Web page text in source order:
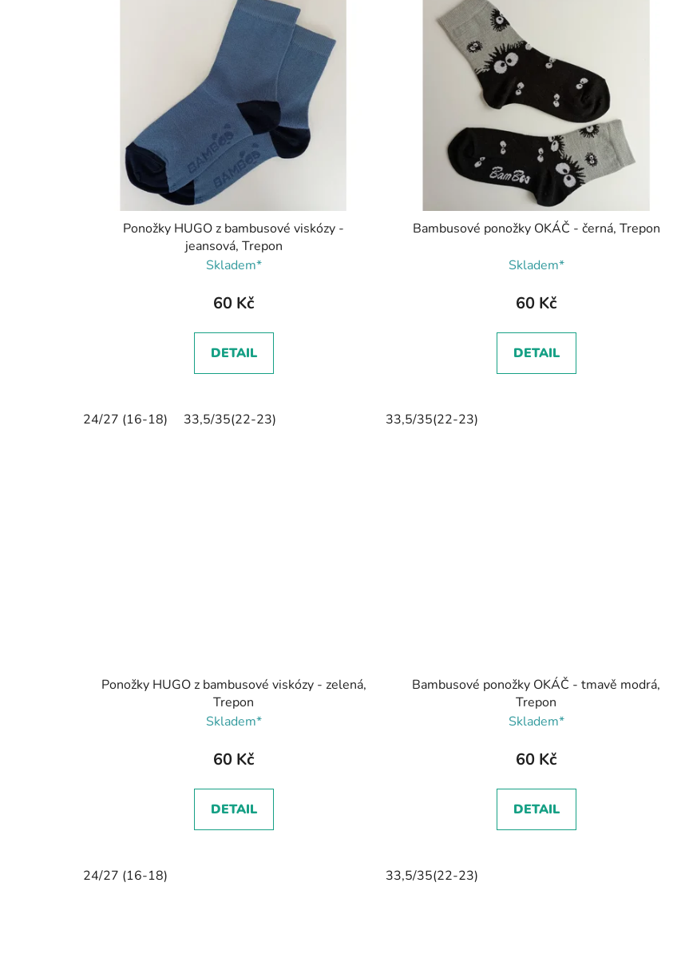
Ponožky HUGO z bambusové viskózy -
jeansová, Trepon
Skladem*
60 Kč
DETAIL
24/27 (16-18) 33,5/35(22-23)
Bambusové ponožky OKÁČ - černá, Trepon
Skladem*
60 Kč
DETAIL
33,5/35(22-23)
Ponožky HUGO z bambusové viskózy - zelená,
Trepon
Skladem*
60 Kč
DETAIL
24/27 (16-18)
Bambusové ponožky OKÁČ - tmavě modrá,
Trepon
Skladem*
60 Kč
DETAIL
33,5/35(22-23)